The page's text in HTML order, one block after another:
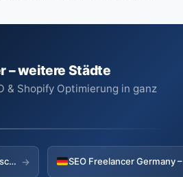
– weitere Städte
& Shopify Optimierung in ganz
SEO Freelancer Deutschland →